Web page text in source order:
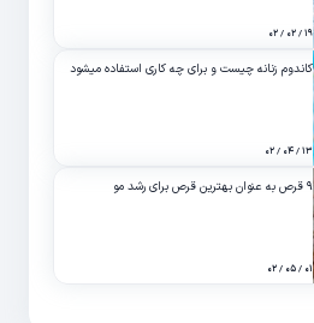
۱۹ / ۰۲ / ۰۲
کاندوم زنانه چیست و برای چه کاری استفاده میشود
۱۳ / ۰۴ / ۰۲
۹ قرص به عنوان بهترین قرص برای رشد مو
۰۱ / ۰۵ / ۰۲